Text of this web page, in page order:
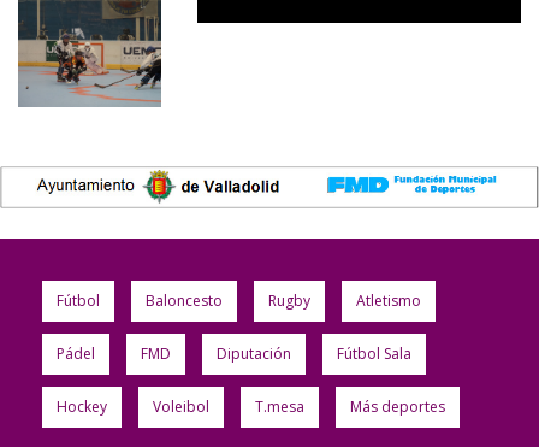
Fútbol Baloncesto Rugby Atletismo
Pádel FMD Diputación Fútbol Sala
Hockey Voleibol T.mesa Más deportes